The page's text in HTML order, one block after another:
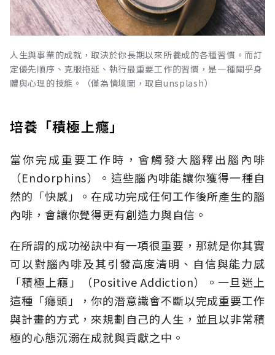
人生與事業的成就，取決於你長期以來所養成的各種習慣。而訂
定優先順序、克服拖延、執行最重要工作的習慣，是一種關乎身
體與心理的技能。（僅為情境圖，取自unsplash）
培養「積極上癮」
當你完成重要工作時，會觸發大腦釋出腦內啡
（Endorphins）。這些腦內啡能讓你獲得一種自
然的「快感」。在成功完成任何工作後所產生的腦
內啡，會讓你覺得更有創造力與自信。
在所謂的成功祕訣中有一項很重要，那就是你其實
可以對腦內啡及其引發高度清明、自信與能力感
「積極上癮」（Positive Addiction）。一旦迷上
這種「癮頭」，你的潛意識會不斷以完成重要工作
與計畫的方式，來規劃自己的人生，並且以非常積
極的心態沉溺在成就與貢獻之中。